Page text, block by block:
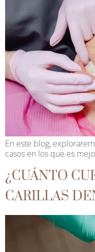
En este blog,
casos en los que es
¿CUÁNTO
CARILLAS